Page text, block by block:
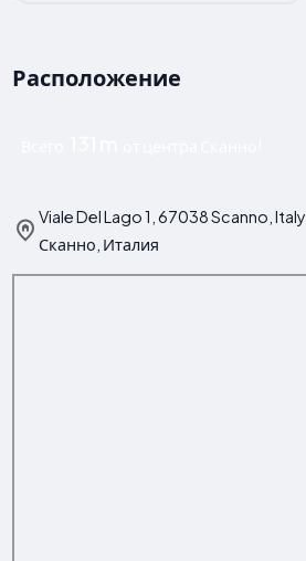
Расположение
Viale Del Lago 1, 67038 Scanno, Italy,
Сканно, Италия